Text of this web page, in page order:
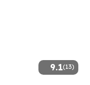
9.1(13)